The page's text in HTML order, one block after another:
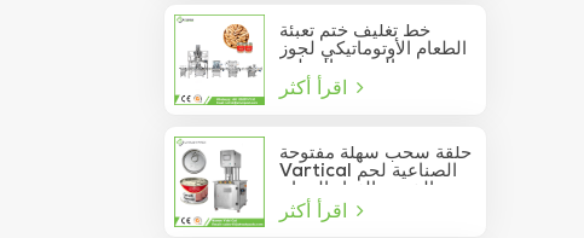
خط تغليف ختم تعبئة
الطعام الأوتوماتيكي لجوز
الصنوبر المعلب
حلقة سحب سهلة مفتوحة
Vartical الصناعية لحم
الخنزير الغداء الدجاج
صدور اللحوم الغذاء يمكن
فراغ آلة ختم